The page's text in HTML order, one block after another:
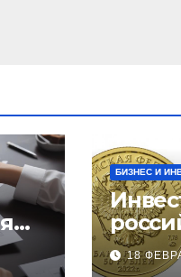
БИЗНЕС И
18